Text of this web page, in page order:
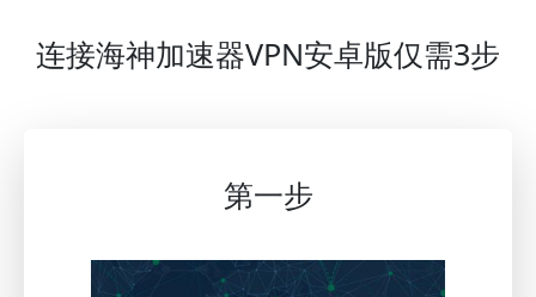
连接海神加速器VPN安卓版仅需3步
第一步